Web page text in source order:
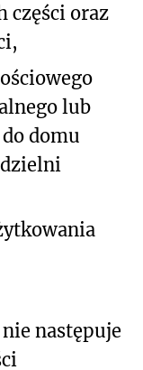
części oraz
lub
domu
następuje